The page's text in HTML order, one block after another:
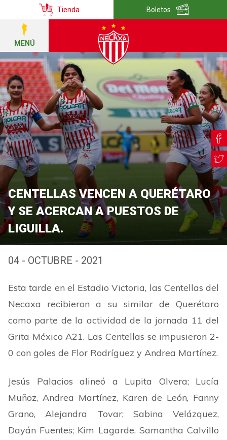
Tienda Boletos
MENÚ
CENTELLAS VENCEN A QUERÉTARO
Y SE ACERCAN A PUESTOS DE
LIGUILLA.
04 - OCTUBRE - 2021
Esta tarde en el Estadio Victoria, las Centellas del
Necaxa recibieron a su similar de Querétaro
como parte de la actividad de la jornada 11 del
Grita México A21. Las Centellas se impusieron 2-
0 con goles de Flor Rodríguez y Andrea Martínez.
Jesús Palacios alineó a Lupita Olvera; Lucía
Muñoz, Andrea Martínez, Karen de León, Fanny
Grano, Alejandra Tovar; Sabina Velázquez,
Dayán Fuentes; Kim Lagarde, Samantha Calvillo